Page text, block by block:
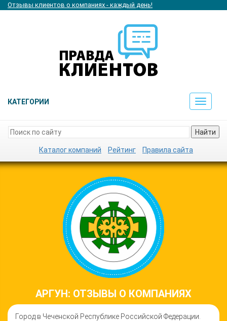
Отзывы клиентов о компаниях - каждый день!
КАТЕГОРИИ
Toggle
Найти
Каталог компаний Рейтинг Правила сайта
АРГУН: ОТЗЫВЫ О КОМПАНИЯХ
Город в Чеченской Республике Российской Федерации.